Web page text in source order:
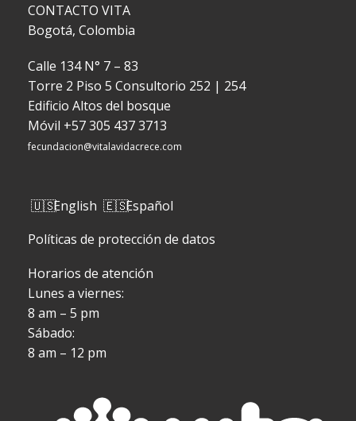
CONTACTO VITA
Bogotá, Colombia
Calle 134 N° 7 – 83
Torre 2 Piso 5 Consultorio 252 | 254
Edificio Altos del bosque
Móvil +57 305 437 3713
fecundacion@vitalavidacrece.com
English
Español
Políticas de protección de datos
Horarios de atención
Lunes a viernes:
8 am – 5 pm
Sábado:
8 am – 12 pm